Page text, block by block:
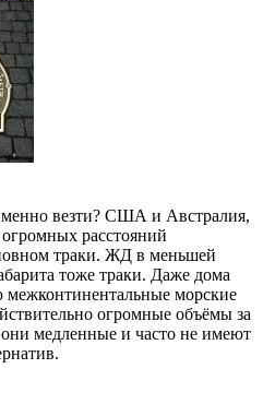
везти? США и Австралия,
расстояний
траки. ЖД в меньшей
тоже траки. Даже дома
морские
огромные объёмы за
они медленные и часто не имеют